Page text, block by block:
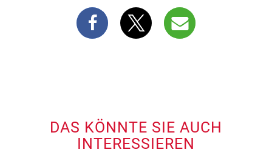
DAS KÖNNTE SIE AUCH
INTERESSIEREN